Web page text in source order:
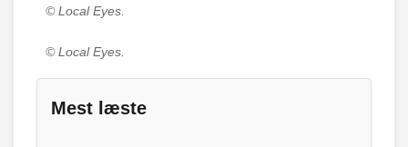
© Local Eyes.
© Local Eyes.
Mest læste